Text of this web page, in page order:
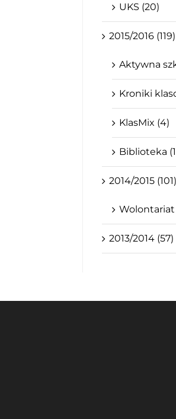
UKS (20)
2015/2016 (119)
Aktywna
Kroniki
KlasMix (4)
Biblioteka
2014/2015 (101)
Wolontariat
2013/2014 (57)